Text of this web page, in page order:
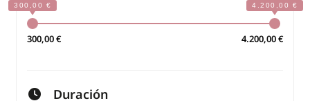
300,00 € 4.200,00 €
Duración